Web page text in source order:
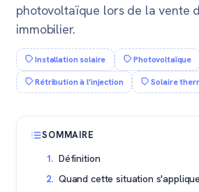
photovoltaïque lors de la vente
immobilier.
Installation solaire Photovoltaïque
Rétribution à l'injection
Solaire
SOMMAIRE
Définition
Quand cette situation